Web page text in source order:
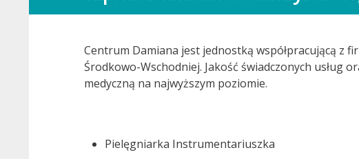
Centrum Damiana jest jednostką współpracującą
Środkowo-Wschodniej. Jakość świadczonych usług
medyczną na najwyższym poziomie.
Pielęgniarka Instrumentariuszka